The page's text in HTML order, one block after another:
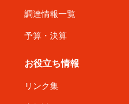
調達情報一覧
予算・決算
お役立ち情報
リンク集